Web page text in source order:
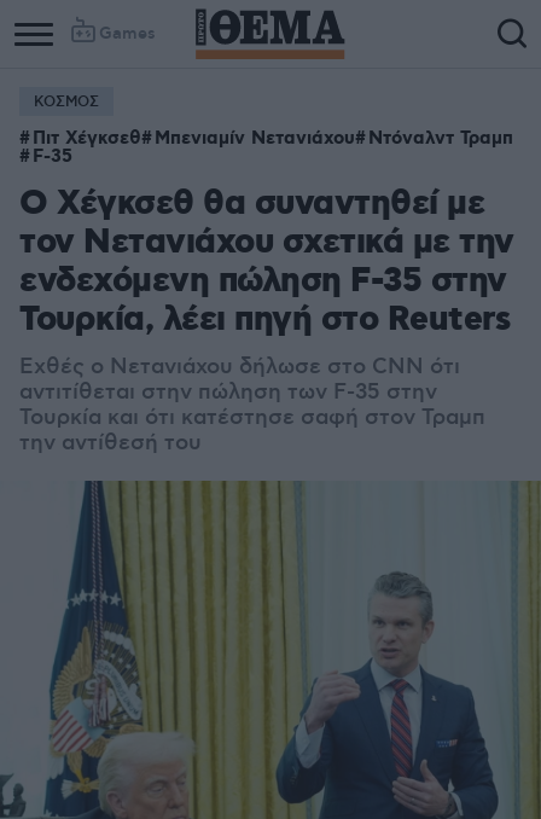
Games
ΚΟΣΜΟΣ
Πιτ Χέγκσεθ Μπενιαμίν Νετανιάχου Ντόναλντ Τραμπ
F-35
Ο Χέγκσεθ θα συναντηθεί με
τον Νετανιάχου σχετικά με την
ενδεχόμενη πώληση F-35 στην
Τουρκία, λέει πηγή στο Reuters
Εχθές ο Νετανιάχου δήλωσε στο CNN ότι
αντιτίθεται στην πώληση των F-35 στην
Τουρκία και ότι κατέστησε σαφή στον Τραμπ
την αντίθεσή του